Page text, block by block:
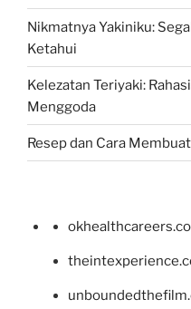
Nikmatnya Yakiniku:
Ketahui
Kelezatan Teriyaki:
Menggoda
Resep dan Cara